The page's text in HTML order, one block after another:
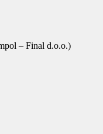
– Final d.o.o.)